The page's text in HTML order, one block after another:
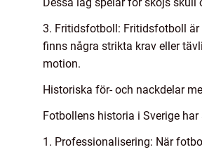
Dessa lag spelar för skojs
3. Fritidsfotboll: Fritidsfotboll är
finns några strikta krav eller
motion.
Historiska för- och nackdelar
Fotbollens historia i Sverige
1. Professionalisering: När